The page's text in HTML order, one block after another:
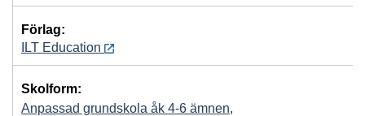
Förlag:
ILT Education
Skolform:
Anpassad grundskola åk 4-6 ämnen,